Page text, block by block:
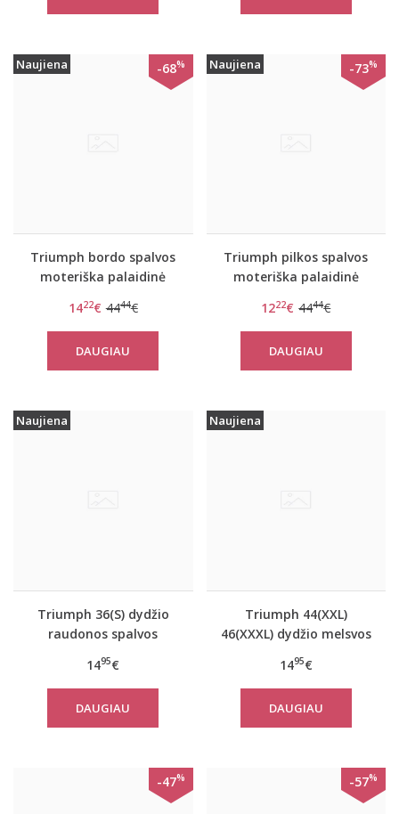
Naujiena -68%
Triumph bordo spalvos
moteriška palaidinė
1422€ 4444€
DAUGIAU
Naujiena -73%
Triumph pilkos spalvos
moteriška palaidinė
1222€ 4444€
DAUGIAU
Naujiena
Triumph 36(S) dydžio
raudonos spalvos
miego palaidinė Mix
Match LSL TOP 02
1495€
DAUGIAU
Naujiena
Triumph 44(XXL)
46(XXXL) dydžio melsvos
medvilninė miego
palaidinė Mix Match LSL
TOP Chest Pocket 01
1495€
DAUGIAU
-47% -57%